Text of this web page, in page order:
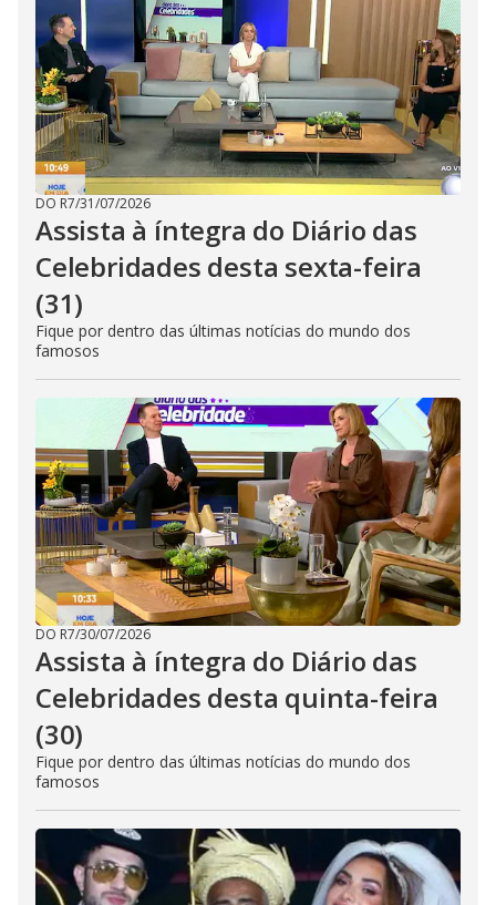
DO R7/31/07/2026
Assista à íntegra do Diário das
Celebridades desta sexta-feira
(31)
Fique por dentro das últimas notícias do mundo dos
famosos
DO R7/30/07/2026
Assista à íntegra do Diário das
Celebridades desta quinta-feira
(30)
Fique por dentro das últimas notícias do mundo dos
famosos